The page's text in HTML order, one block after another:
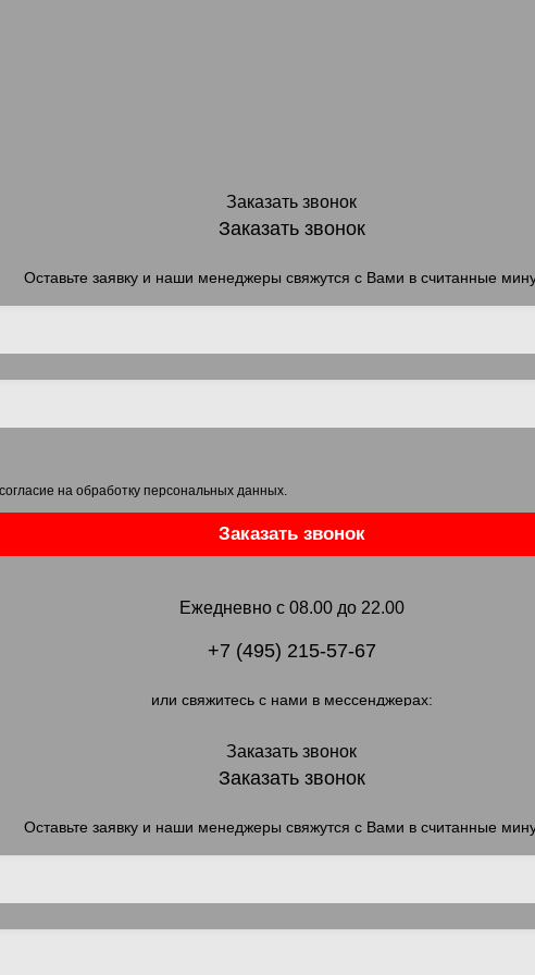
Заказать звонок
Заказать звонок
Оставьте заявку и наши менеджеры свяжутся с Вами в считанные
согласие на обработку персональных данных
Заказать звонок
Ежедневно с 08.00 до 22.00
+7 (495) 215-57-67
или свяжитесь с нами в мессенджерах:
Заказать звонок
Заказать звонок
Оставьте заявку и наши менеджеры свяжутся с Вами в считанные